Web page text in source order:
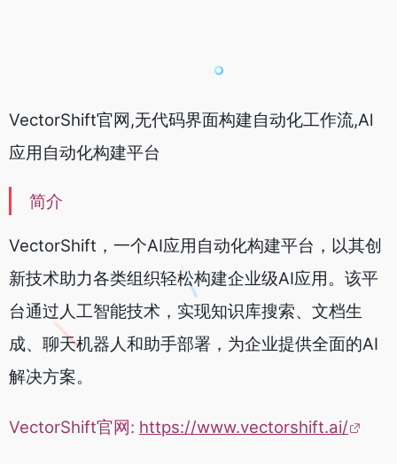
VectorShift官网,无代码界面构建自动化工作流,Al
应用自动化构建平台
简介
VectorShift，一个AI应用自动化构建平台，以其创
新技术助力各类组织轻松构建企业级AI应用。该平
台通过人工智能技术，实现知识库搜索、文档生
成、聊天机器人和助手部署，为企业提供全面的AI
解决方案。
VectorShift官网: https://www.vectorshift.ai/